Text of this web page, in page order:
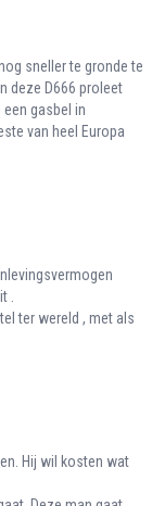
sneller te gronde te
deze D666 proleet
gasbel in
van heel Europa
.
ter wereld , met als
Hij wil kosten wat